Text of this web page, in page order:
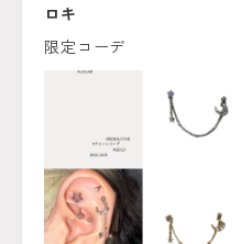
ロキ
限定コーデ